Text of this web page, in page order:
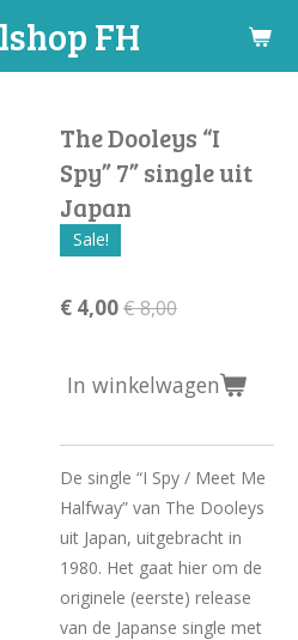
FH
The Dooleys “I
Spy” 7” single uit
Japan
Sale!
€ 4,00€ 8,00
In winkelwagen
De single “I Spy / Meet Me
Halfway” van The Dooleys
uit Japan, uitgebracht in
1980. Het gaat hier om de
originele (eerste) release
van de Japanse single met